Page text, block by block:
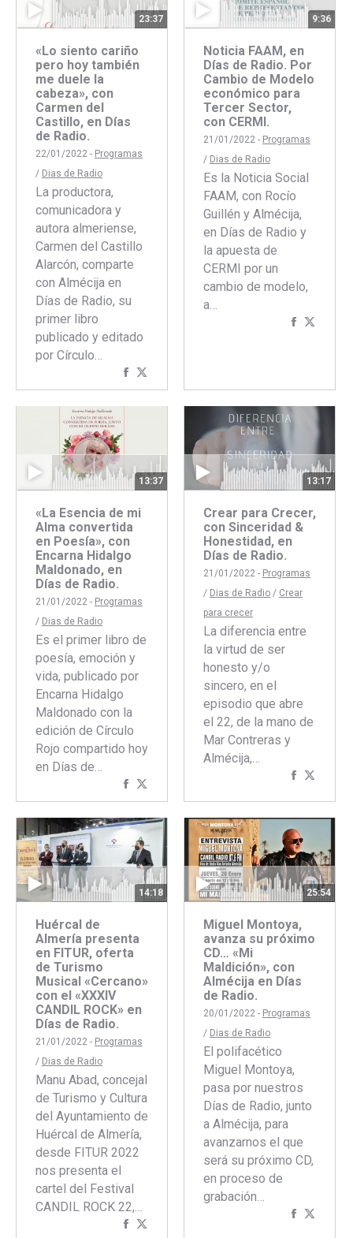
23:37
«Lo siento cariño
pero hoy también
me duele la
cabeza», con
Carmen del
Castillo, en Días
de Radio.
22/01/2022 - Programas
/ Dias de Radio
La productora,
comunicadora y
autora almeriense,
Carmen del Castillo
Alarcón, comparte
con Almécija en
Días de Radio, su
primer libro
publicado y editado
por Círculo…
Compartir
con
Facebook
con
Twitter
9:36
Noticia FAAM, en
Días de Radio. Por
Cambio de Modelo
económico para
Tercer Sector,
con CERMI.
21/01/2022 - Programas
/ Dias de Radio
Es la Noticia Social
FAAM, con Rocío
Guillén y Almécija,
en Días de Radio y
la apuesta de
CERMI por un
cambio de modelo,
a…
Compartir
13:37
«La Esencia de mi
Alma convertida
en Poesía», con
Encarna Hidalgo
Maldonado, en
Días de Radio.
21/01/2022 - Programas
/ Dias de Radio
Es el primer libro de
poesía, emoción y
vida, publicado por
Encarna Hidalgo
Maldonado con la
edición de Círculo
Rojo compartido hoy
en Días de…
Compartir
con
Facebook
con
Twitter
13:17
Crear para Crecer,
con Sinceridad &
Honestidad, en
Días de Radio.
21/01/2022 - Programas
/ Dias de Radio / Crear
para crecer
La diferencia entre
la virtud de ser
honesto y/o
sincero, en el
episodio que abre
el 22, de la mano de
Mar Contreras y
Almécija,…
Compartir
14:18
Huércal de
Almería presenta
en FITUR, oferta
de Turismo
Musical «Cercano»
con el «XXXIV
CANDIL ROCK» en
Días de Radio.
21/01/2022 - Programas
/ Dias de Radio
Manu Abad, concejal
de Turismo y Cultura
del Ayuntamiento de
Huércal de Almería,
desde FITUR 2022
nos presenta el
cartel del Festival
CANDIL ROCK 22,…
Compartir
25:54
Miguel Montoya,
avanza su próximo
CD… «Mi
Maldición», con
Almécija en Días
de Radio.
20/01/2022 - Programas
/ Dias de Radio
El polifacético
Miguel Montoya,
pasa por nuestros
Días de Radio, junto
a Almécija, para
avanzarnos el que
será su próximo CD,
en proceso de
grabación…
Compartir